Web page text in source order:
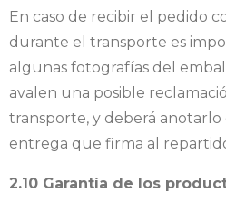
En caso de recibir el pedido
durante el transporte es
algunas fotografías del
avalen una posible
transporte, y deberá anotarlo
entrega que firma al
2.10 Garantía de los